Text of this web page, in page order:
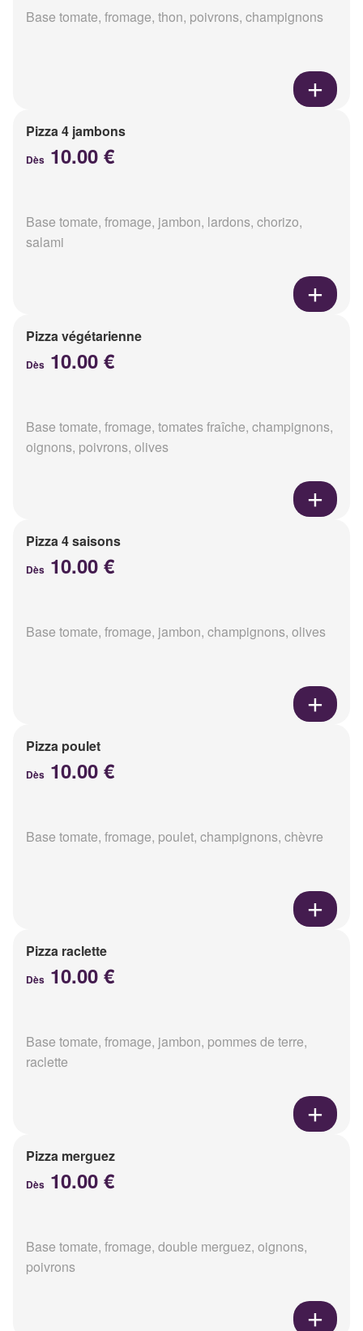
Base tomate, fromage, thon, poivrons, champignons
Pizza 4 jambons
Dès 10.00 €
Base tomate, fromage, jambon, lardons, chorizo,
salami
Pizza végétarienne
Dès 10.00 €
Base tomate, fromage, tomates fraîche, champignons,
oignons, poivrons, olives
Pizza 4 saisons
Dès 10.00 €
Base tomate, fromage, jambon, champignons, olives
Pizza poulet
Dès 10.00 €
Base tomate, fromage, poulet, champignons, chèvre
Pizza raclette
Dès 10.00 €
Base tomate, fromage, jambon, pommes de terre,
raclette
Pizza merguez
Dès 10.00 €
Base tomate, fromage, double merguez, oignons,
poivrons